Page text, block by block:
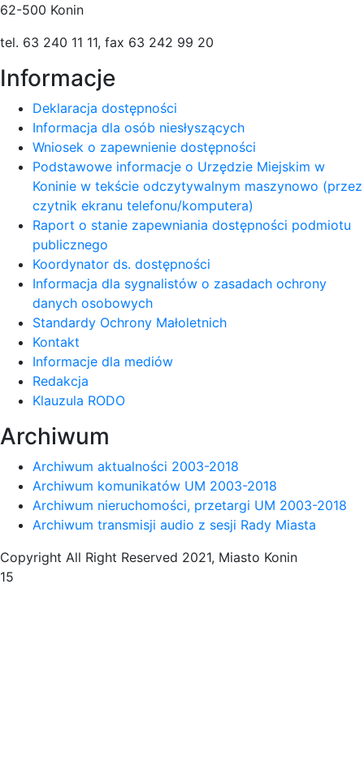
62-500 Konin
tel. 63 240 11 11, fax 63 242 99 20
Informacje
Deklaracja dostępności
Informacja dla osób niesłyszących
Wniosek o zapewnienie dostępności
Podstawowe informacje o Urzędzie Miejskim w
Koninie w tekście odczytywalnym maszynowo (przez
czytnik ekranu telefonu/komputera)
Raport o stanie zapewniania dostępności podmiotu
publicznego
Koordynator ds. dostępności
Informacja dla sygnalistów o zasadach ochrony
danych osobowych
Standardy Ochrony Małoletnich
Kontakt
Informacje dla mediów
Redakcja
Klauzula RODO
Archiwum
Archiwum aktualności 2003-2018
Archiwum komunikatów UM 2003-2018
Archiwum nieruchomości, przetargi UM 2003-2018
Archiwum transmisji audio z sesji Rady Miasta
Copyright All Right Reserved 2021, Miasto Konin
15